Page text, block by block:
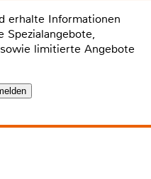
erhalte Informationen
Spezialangebote,
limitierte Angebote